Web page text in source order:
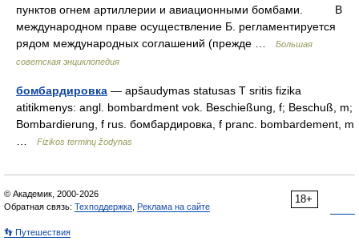
пунктов огнем артиллерии и авиационными бомбами. В
международном праве осуществление Б. регламентируется
рядом международных соглашений (прежде …
Большая
советская энциклопедия
бомбардировка — apšaudymas statusas T sritis fizika
atitikmenys: angl. bombardment vok. Beschießung, f; Beschuß, m;
Bombardierung, f rus. бомбардировка, f pranc. bombardement, m
Fizikos terminų žodynas
18+
© Академик, 2000-2026
Обратная связь: Техподдержка Реклама на сайте
👣 Путешествия